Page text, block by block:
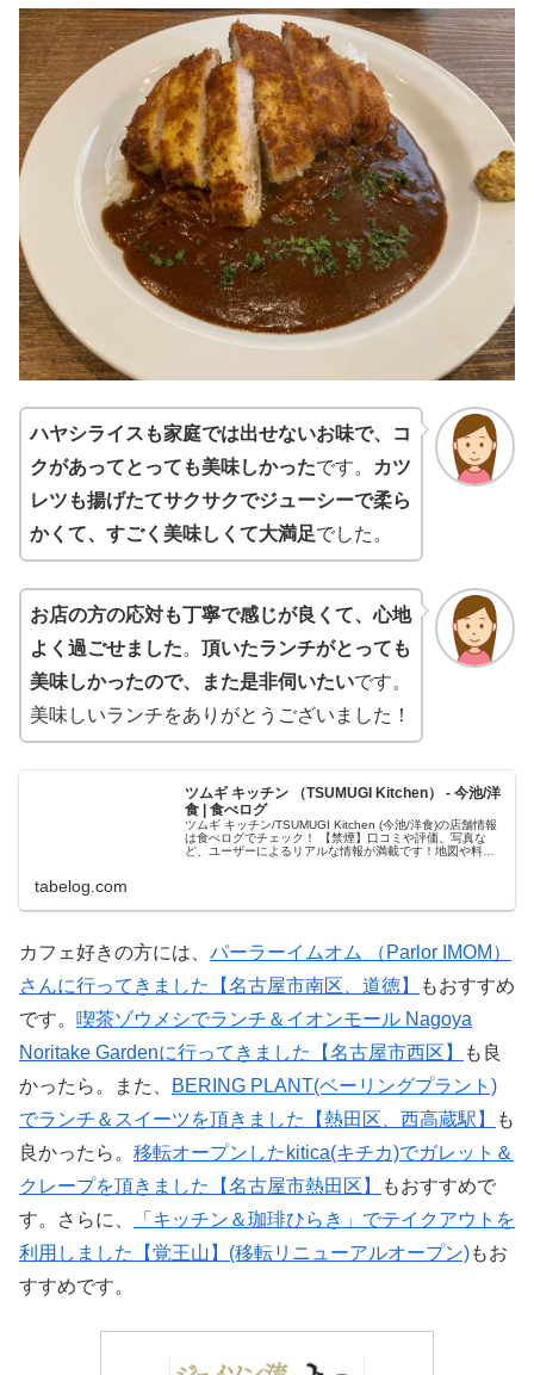
ハヤシライスも家庭では出せないお味で、コ
クがあってとっても美味しかったです。
カツ
レツも揚げたてサクサクでジューシーで柔ら
かくて、すごく美味しくて大満足でした。
お店の方の応対も丁寧で感じが良くて、心地
よく過ごせました。 頂いたランチがとっても
美味しかったので、また是非伺いたいです。
美味しいランチをありがとうございました！
ツムギ キッチン （TSUMUGI Kitchen） - 今池/洋
食 | 食べログ
ツムギ キッチン/TSUMUGI Kitchen (今池/洋食)の店舗情報
は食べログでチェック！ 【禁煙】口コミや評価、写真な
ど、ユーザーによるリアルな情報が満載です！地図や料理
tabelog.com
カフェ好きの方には、 パーラーイムオム （Parlor IMOM）
さんに行ってきました【名古屋市南区、道徳】
もおすすめ
です。 喫茶ゾウメシでランチ＆イオンモール Nagoya
Noritake Gardenに行ってきました【名古屋市西区】
も良
かったら。また、
BERING PLANT(ベーリングプラント)
でランチ＆スイーツを頂きました【熱田区、西高蔵駅】
も
良かったら。 移転オープンしたkitica(キチカ)でガレット＆
クレープを頂きました【名古屋市熱田区】
もおすすめで
す。さらに、
「キッチン＆珈琲ひらき」でテイクアウトを
利用しました【覚王山】(移転リニューアルオープン)もお
すすめです。